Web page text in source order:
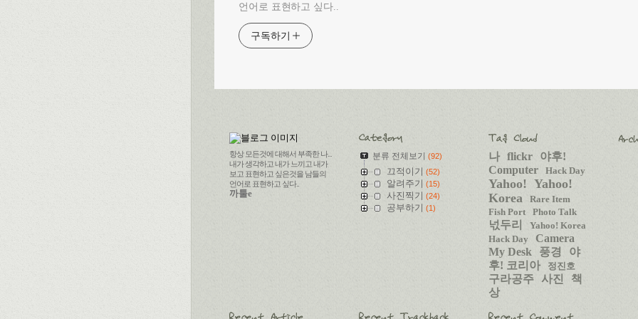
언어로 표현하고 싶다..
구독하기
항상 모든것에 대해서 부족한 나...
내가 생각하고 내가 느끼고 내가
보고 표현하고 싶은것을 남들의
언어로 표현하고 싶다..
까툴e
분류 전체보기 (92)
끄적이기 (52)
알려주기 (15)
사진찍기 (24)
공부하기 (1)
나 flickr
야후!
Computer
Hack Day
Yahoo! Yahoo!
Korea
Rare Item
Fish Port
Photo Talk
넋두리
Yahoo! Korea
Hack Day
Camera
My Desk
풍경
야
후! 코리아
정진호
구라공주 사진
책
상